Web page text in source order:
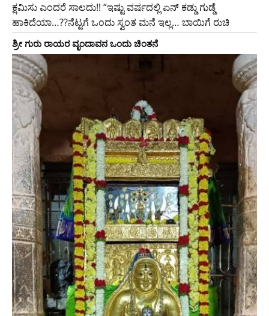
ಕ್ಷಮಿಸು ಎಂದರೆ ಸಾಲದು!! “ಇಷ್ಟು ವರ್ಷದಲ್ಲಿ ಏನ್ ಕಡ್ಡು ಗುಡ್ಡೆ
ಹಾಕಿದೆಯಾ…??ನೆಟ್ಟಗೆ ಒಂದು ಸ್ವಂತ ಮನೆ ಇಲ್ಲ… ಬಾಯಿಗೆ ರುಚಿ
ಶ್ರೀ ಗುರು ರಾಯರ ವೃಂದಾವನ ಒಂದು ಚಿಂತನೆ